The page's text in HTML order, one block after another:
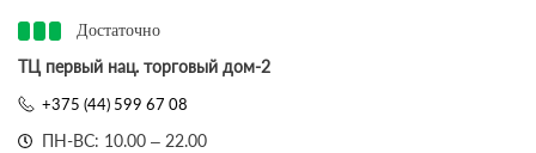
Достаточно
ТЦ первый нац. торговый дом-2
+375 (44) 599 67 08
ПН-ВС: 10.00 – 22.00